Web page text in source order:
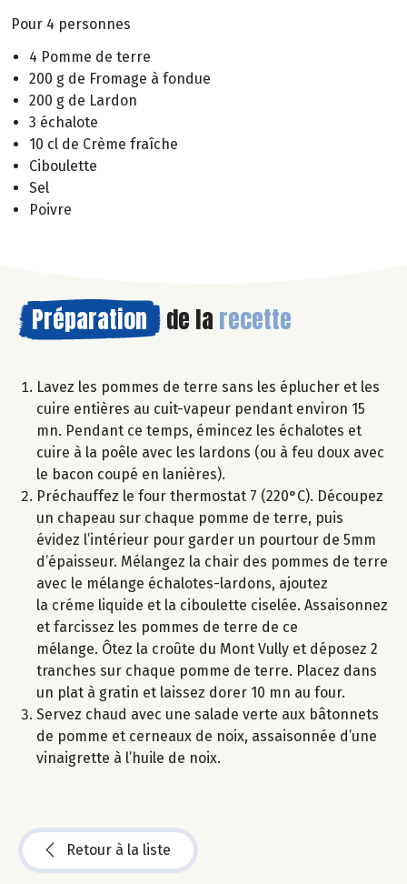
Pour 4 personnes
4 Pomme de terre
200 g de Fromage à fondue
200 g de Lardon
3 échalote
10 cl de Crème fraîche
Ciboulette
Sel
Poivre
Préparation de la recette
Lavez les pommes de terre sans les éplucher et les
cuire entières au cuit-vapeur pendant environ 15
mn. Pendant ce temps, émincez les échalotes et
cuire à la poêle avec les lardons (ou à feu doux avec
le bacon coupé en lanières).
Préchauffez le four thermostat 7 (220°C). Découpez
un chapeau sur chaque pomme de terre, puis
évidez l’intérieur pour garder un pourtour de 5mm
d’épaisseur. Mélangez la chair des pommes de terre
avec le mélange échalotes-lardons, ajoutez
la créme liquide et la ciboulette ciselée. Assaisonnez
et farcissez les pommes de terre de ce
mélange. Ôtez la croûte du Mont Vully et déposez 2
tranches sur chaque pomme de terre. Placez dans
un plat à gratin et laissez dorer 10 mn au four.
Servez chaud avec une salade verte aux bâtonnets
de pomme et cerneaux de noix, assaisonnée d’une
vinaigrette à l’huile de noix.
Retour à la liste